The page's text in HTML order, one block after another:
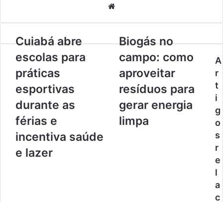
Cuiabá
abre
escolas
para
práticas
esportivas
durante
as
férias
e
incentiva
saúde
Cuiabá abre
escolas para
práticas
esportivas
durante as
férias e
incentiva saúde
e lazer
Biogás
campo:
como
aproveitar
resíduos
para
gerar
energia
Biogás no
campo: como
aproveitar
resíduos para
gerar energia
limpa
A
r
t
i
g
o
s
r
e
l
a
c